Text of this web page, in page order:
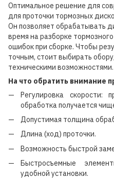
Оптимальное решение для
для проточки тормозных
Он позволяет обрабатывать
время на разборке
ошибок при сборке. Чтобы
точным, стоит выбирать
техническими возможностями.
На что обратить внимание
Регулировка скорости:
обработка получается
Допустимая толщина
Длина (ход) проточки.
Возможность быстрой
Быстросъемные
удобной установки.